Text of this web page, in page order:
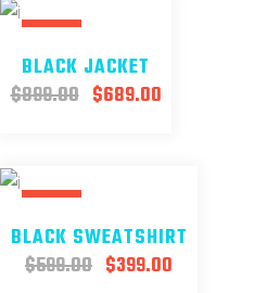
SALE
BLACK JACKET
$899.00 $689.00
SALE
BLACK SWEATSHIRT
$599.00 $399.00